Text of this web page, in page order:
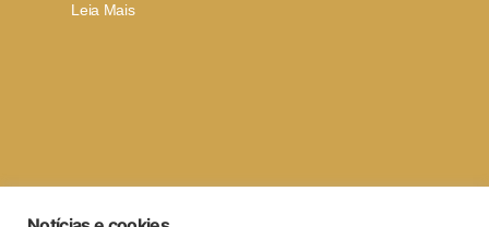
Leia Mais